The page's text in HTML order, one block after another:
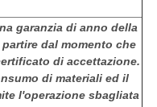
garanzia di anno della
dal momento che
di accettazione.
di materiali ed il
l'operazione sbagliata